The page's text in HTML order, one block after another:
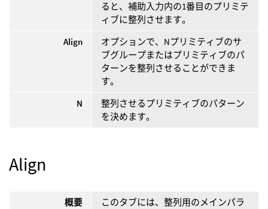
ると、補助入力内の1番目のプリミテ
ィブに整列させます。
Align
オプションで、Nプリミティブのサ
ブグループまたはプリミティブのパ
ターンを整列させることができま
す。
N
整列させるプリミティブのパターン
を決めます。
Align
概要
このタブには、整列用のメインパラ